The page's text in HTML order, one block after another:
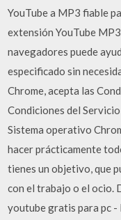
YouTube a MP3 fiable
extensión YouTube
navegadores puede
especificado sin
Chrome, acepta las
Condiciones del
Sistema operativo
hacer prácticamente
tienes un objetivo, que
con el trabajo o el ocio.
youtube gratis para pc